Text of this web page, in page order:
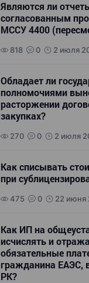
Являются ли
согласованным
МССУ 4400
818 0 2 июля
Обладает ли
полномочиями
расторжении
закупках?
270 0 2 июля
Как списывать
при
475 0 22 июня
Как ИП на
исчислять и
обязательные
гражданина ЕАЭС,
РК?